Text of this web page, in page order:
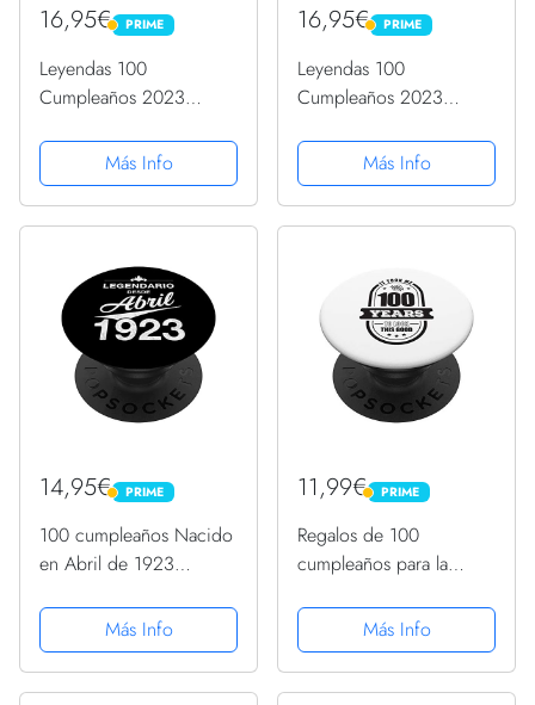
16,95€ PRIME
PRIME
Leyendas 100
Cumpleaños 2023
1923 PopSockets
PopGrip Intercambiable
Más Info
16,95€ PRIME
PRIME
Leyendas 100
Cumpleaños 2023
1923 PopSockets
PopGrip Intercambiable
Más Info
14,95€ PRIME
PRIME
100 cumpleaños Nacido
en Abril de 1923
PopSockets PopGrip
Intercambiable
Más Info
11,99€ PRIME
PRIME
Regalos de 100
cumpleaños para la
1920 PopSockets Agarre
y Soporte para Teléfonos
y Tabletas
Más Info